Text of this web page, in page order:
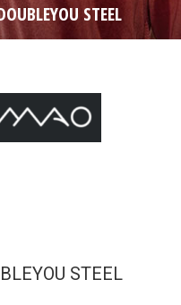
STEEL
STEEL